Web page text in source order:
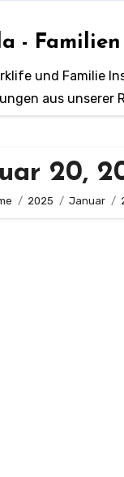
- Familien
und Familie
aus unserer
20,
2025 Januar